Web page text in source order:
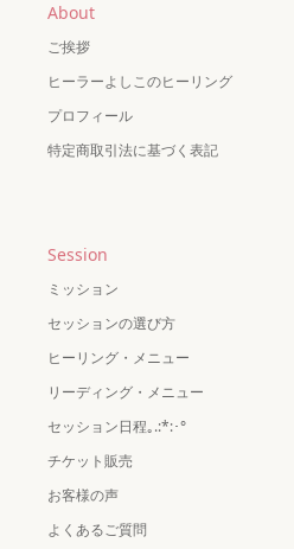
About
ご挨拶
ヒーラーよしこのヒーリング
プロフィール
特定商取引法に基づく表記
Session
ミッション
セッションの選び方
ヒーリング・メニュー
リーディング・メニュー
セッション日程｡.:*:･°
チケット販売
お客様の声
よくあるご質問